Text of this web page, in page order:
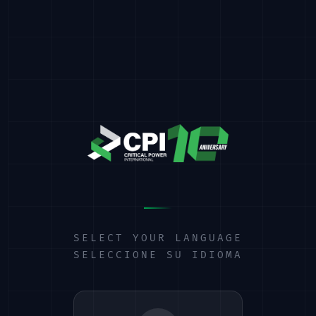
SELECT YOUR LANGUAGE
SELECCIONE SU IDIOMA
404